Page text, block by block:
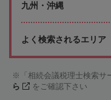
九州・沖縄
よく検索されるエリア
「相続会議税理士検索
ら
をご確認下さい